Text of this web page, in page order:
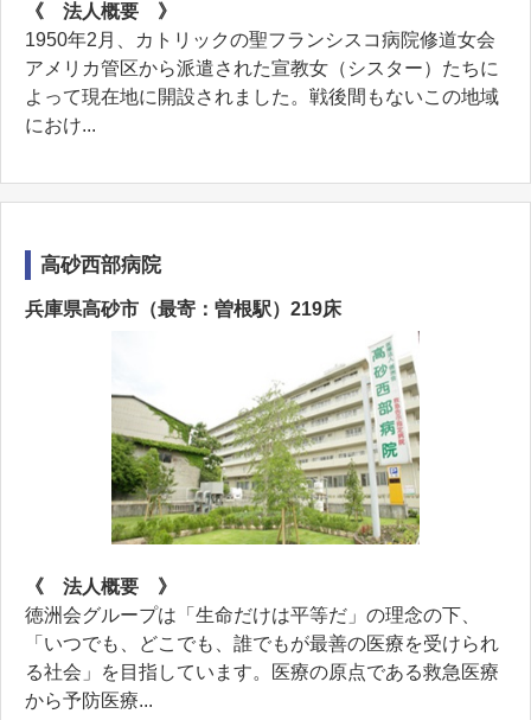
《 法人概要 》
1950年2月、カトリックの聖フランシスコ病院修道女会
アメリカ管区から派遣された宣教女（シスター）たちに
よって現在地に開設されました。戦後間もないこの地域
におけ...
高砂西部病院
兵庫県高砂市（最寄：曽根駅）219床
《 法人概要 》
徳洲会グループは「生命だけは平等だ」の理念の下、
「いつでも、どこでも、誰でもが最善の医療を受けられ
る社会」を目指しています。医療の原点である救急医療
から予防医療...